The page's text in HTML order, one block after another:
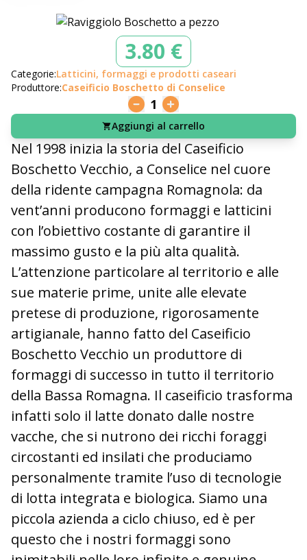
3.80 €
Categorie:Latticini, formaggi e prodotti caseari
Produttore:Caseificio Boschetto di Conselice
1
Aggiungi al carrello
Nel 1998 inizia la storia del Caseificio
Boschetto Vecchio, a Conselice nel cuore
della ridente campagna Romagnola: da
vent’anni producono formaggi e latticini
con l’obiettivo costante di garantire il
massimo gusto e la più alta qualità.
L’attenzione particolare al territorio e alle
sue materie prime, unite alle elevate
pretese di produzione, rigorosamente
artigianale, hanno fatto del Caseificio
Boschetto Vecchio un produttore di
formaggi di successo in tutto il territorio
della Bassa Romagna. Il caseificio trasforma
infatti solo il latte donato dalle nostre
vacche, che si nutrono dei ricchi foraggi
circostanti ed insilati che produciamo
personalmente tramite l’uso di tecnologie
di lotta integrata e biologica. Siamo una
piccola azienda a ciclo chiuso, ed è per
questo che i nostri formaggi sono